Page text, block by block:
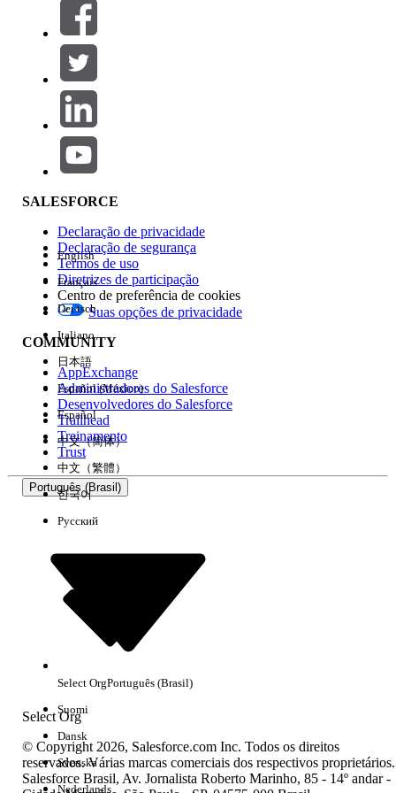
Filtros (0)
SELECIONAR FILTROS
Área de produtos
Impacto do recurso
Edição
Experiência
Sem resultados
SALESFORCE
Declaração de privacidade
Declaração de segurança
Termos de uso
Diretrizes de participação
Centro de preferência de cookies
Suas opções de privacidade
COMMUNITY
AppExchange
Administradores do Salesforce
Desenvolvedores do Salesforce
Trailhead
Treinamento
Trust
Português (Brasil)
Select Org
English
Français
Deutsch
Italiano
日本語
Español (México)
Español
中文（简体）
中文（繁體）
한국어
Русский
Select OrgPortuguês (Brasil)
Suomi
Dansk
Svenska
Nederlands
© Copyright 2026, Salesforce.com Inc. Todos os direitos
reservados. Várias marcas comerciais dos respectivos proprietários.
Salesforce Brasil, Av. Jornalista Roberto Marinho, 85 - 14º andar -